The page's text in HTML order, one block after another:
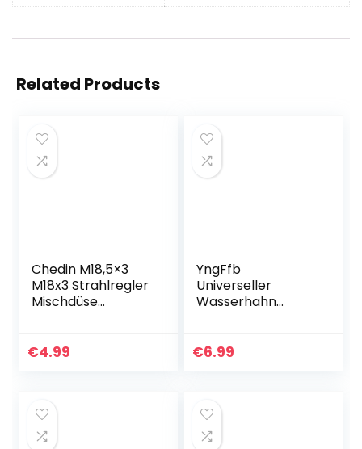
Related Products
Chedin M18,5×3
M18x3 Strahlregler
Mischdüse
Wasserhahn
€4.99
YngFfb
Universeller
Wasserhahn
Spritzwassergesch
…
€6.99